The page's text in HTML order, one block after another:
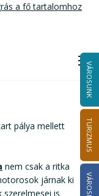
a fő tartalomhoz
VÁROSUNK
TURIZMUS
börze
pálya mellett
nem csak a ritka
járnak ki
is